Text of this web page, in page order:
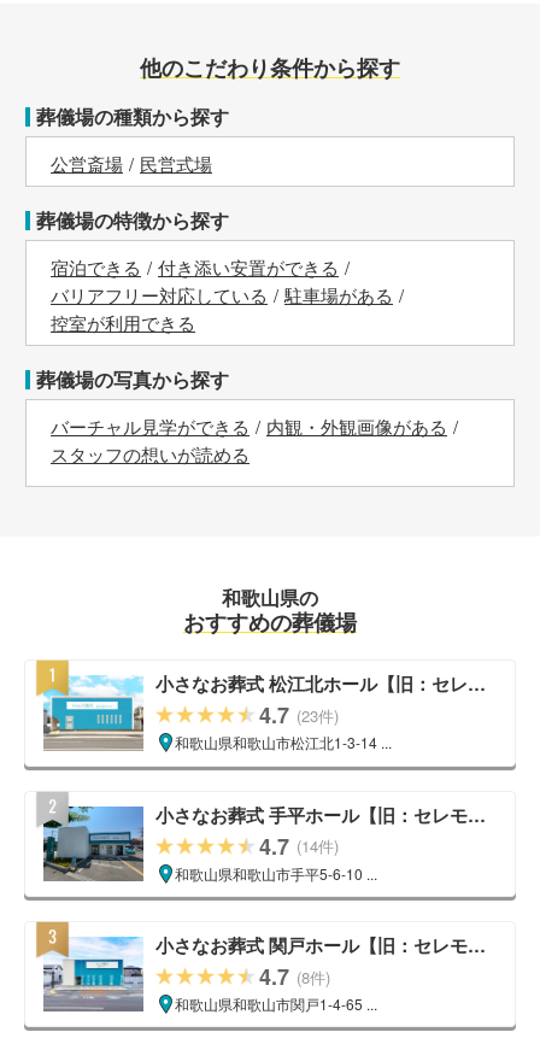
他のこだわり条件から探す
葬儀場の種類から探す
公営斎場 民営式場
葬儀場の特徴から探す
宿泊できる
付き添い安置ができる
バリアフリー対応している
駐車場がある
控室が利用できる
葬儀場の写真から探す
バーチャル見学ができる
内観・外観画像がある
スタッフの想いが読める
和歌山県の
おすすめの葬儀場
小さなお葬式 松江北ホール【旧：セレモ
ニーハウス 松江北】
4.7 (23件)
和歌山県和歌山市松江北1-3-14 ...
小さなお葬式 手平ホール【旧：セレモニ
ーハウス 手平】
4.7 (14件)
和歌山県和歌山市手平5-6-10 ...
小さなお葬式 関戸ホール【旧：セレモニ
ーハウス 関戸】
4.7 (8件)
和歌山県和歌山市関戸1-4-65 ...